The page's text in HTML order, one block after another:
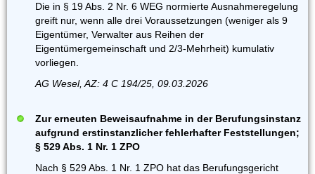
Die in § 19 Abs. 2 Nr. 6 WEG normierte Ausnahmeregelung
greift nur, wenn alle drei Voraussetzungen (weniger als 9
Eigentümer, Verwalter aus Reihen der
Eigentümergemeinschaft und 2/3-Mehrheit) kumulativ
vorliegen.
AG Wesel, AZ: 4 C 194/25, 09.03.2026
Zur erneuten Beweisaufnahme in der Berufungsinstanz
aufgrund erstinstanzlicher fehlerhafter Feststellungen;
§ 529 Abs. 1 Nr. 1 ZPO
Nach § 529 Abs. 1 Nr. 1 ZPO hat das Berufungsgericht